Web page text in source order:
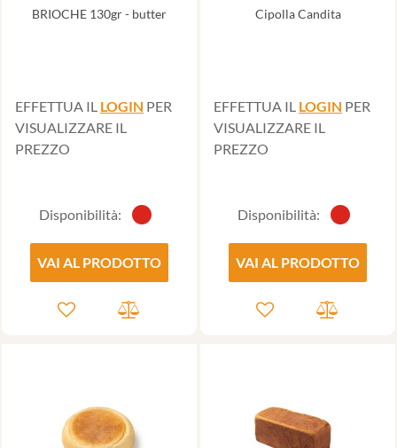
BRIOCHE 130gr - butter
EFFETTUA IL LOGIN PER
VISUALIZZARE IL
PREZZO
Disponibilità:
VAI AL PRODOTTO
Cipolla Candita
EFFETTUA IL LOGIN PER
VISUALIZZARE IL
PREZZO
Disponibilità:
VAI AL PRODOTTO